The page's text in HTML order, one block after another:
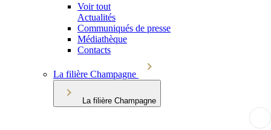
Voir tout
Actualités
Communiqués de presse
Médiathèque
Contacts
La filière Champagne
La filière Champagne